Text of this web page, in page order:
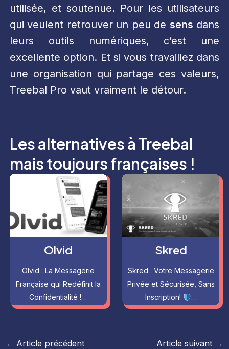
utilisée, et soutenue. Pour les utilisateurs
qui veulent retrouver un peu de sens dans
leurs outils numériques, c’est une
excellente option. Et si vous travaillez dans
une organisation qui partage ces valeurs,
Treebal Pro vaut vraiment le détour.
Les alternatives à Treebal
mais toujours françaises !
Olvid
Olvid : La Messagerie
Française qui Redéfinit la
Confidentialité !…
Skred
Skred : Votre Messagerie
Privée et Sécurisée, Sans
Inscription!
…
Navigation
← Article précédent Article suivant →